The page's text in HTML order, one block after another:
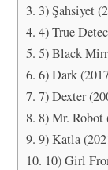
3) Şahsiyet
4) True
5) Black
6) Dark
7) Dexter
8) Mr.
9) Katla
10) Girl